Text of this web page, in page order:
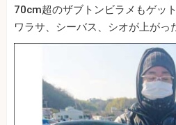
70cm超のザブトンビラメもゲッ
ワラサ、シーバス、シオが上がっ